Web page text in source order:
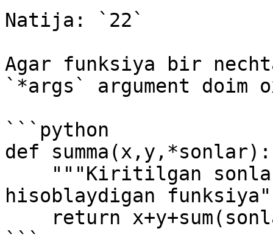
Natija: `22`
Agar funksiya bir
`*args` argument
```python
def summa(x,y,*sonlar):
hisoblaydigan
```